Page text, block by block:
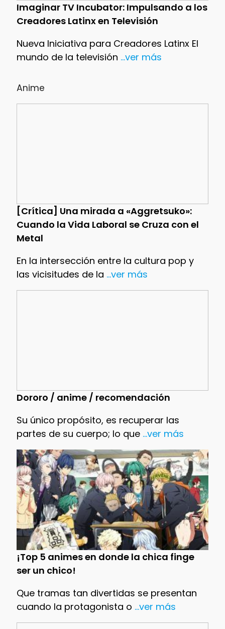
Imaginar TV Incubator: Impulsando a los
Creadores Latinx en Televisión
Nueva Iniciativa para Creadores Latinx El
mundo de la televisión ...ver más
Anime
[Crítica] Una mirada a «Aggretsuko»:
Cuando la Vida Laboral se Cruza con el
Metal
En la intersección entre la cultura pop y
las vicisitudes de la ...ver más
Dororo / anime / recomendación
Su único propósito, es recuperar las
partes de su cuerpo; lo que...ver más
¡Top 5 animes en donde la chica finge
ser un chico!
Que tramas tan divertidas se presentan
cuando la protagonista o ...ver más